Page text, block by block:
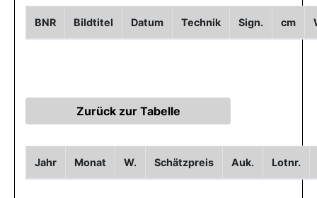
BNR Bildtitel Datum Technik Sign. cm
Jahr Monat W. Schätzpreis Auk. Lotnr.